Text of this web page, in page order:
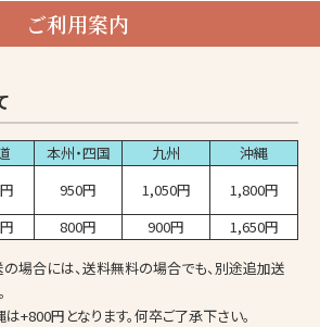
ご利用案内
本州・四国 九州
沖縄
950円 1,050円
1,800円
800円 900円
1,650円
場合には、送料無料の場合でも、別途追加送
+800円となります。何卒ご了承下さい。